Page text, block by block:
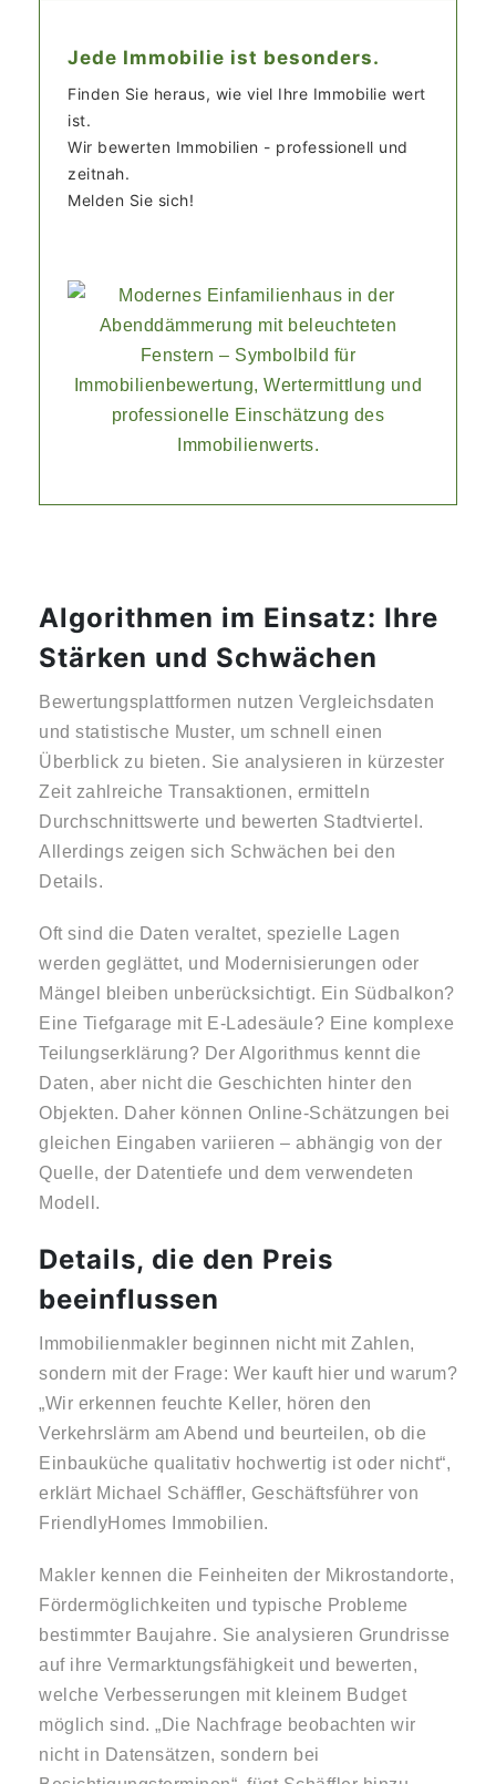
Jede Immobilie ist besonders.
Finden Sie heraus, wie viel Ihre Immobilie wert
ist.
Wir bewerten Immobilien - professionell und
zeitnah.
Melden Sie sich!
Algorithmen im Einsatz: Ihre
Stärken und Schwächen
Bewertungsplattformen nutzen Vergleichsdaten
und statistische Muster, um schnell einen
Überblick zu bieten. Sie analysieren in kürzester
Zeit zahlreiche Transaktionen, ermitteln
Durchschnittswerte und bewerten Stadtviertel.
Allerdings zeigen sich Schwächen bei den
Details.
Oft sind die Daten veraltet, spezielle Lagen
werden geglättet, und Modernisierungen oder
Mängel bleiben unberücksichtigt. Ein Südbalkon?
Eine Tiefgarage mit E-Ladesäule? Eine komplexe
Teilungserklärung? Der Algorithmus kennt die
Daten, aber nicht die Geschichten hinter den
Objekten. Daher können Online-Schätzungen bei
gleichen Eingaben variieren – abhängig von der
Quelle, der Datentiefe und dem verwendeten
Modell.
Details, die den Preis
beeinflussen
Immobilienmakler beginnen nicht mit Zahlen,
sondern mit der Frage: Wer kauft hier und warum?
„Wir erkennen feuchte Keller, hören den
Verkehrslärm am Abend und beurteilen, ob die
Einbauküche qualitativ hochwertig ist oder nicht“,
erklärt Michael Schäffler, Geschäftsführer von
FriendlyHomes Immobilien.
Makler kennen die Feinheiten der Mikrostandorte,
Fördermöglichkeiten und typische Probleme
bestimmter Baujahre. Sie analysieren Grundrisse
auf ihre Vermarktungsfähigkeit und bewerten,
welche Verbesserungen mit kleinem Budget
möglich sind. „Die Nachfrage beobachten wir
nicht in Datensätzen, sondern bei